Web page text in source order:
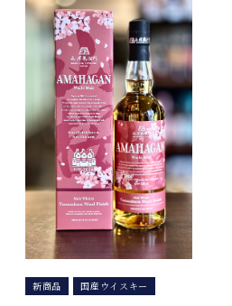
新商品 国産ウイスキー